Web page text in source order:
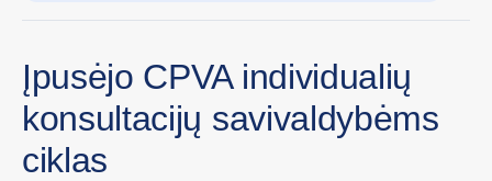
Įpusėjo CPVA individualių
konsultacijų savivaldybėms
ciklas